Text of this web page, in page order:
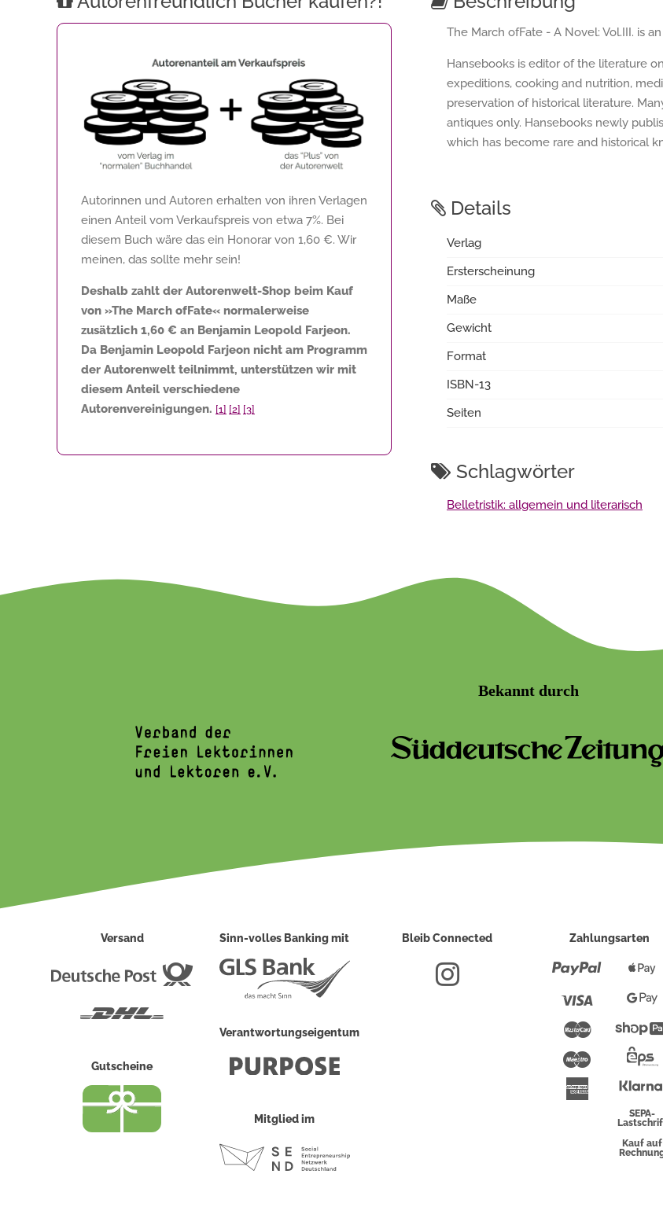
Autorinnen und Autoren erhalten von ihren Verlagen
einen Anteil vom Verkaufspreis von etwa 7%. Bei
diesem Buch wäre das ein Honorar von 1,60 €. Wir
meinen, das sollte mehr sein!
Deshalb zahlt der Autorenwelt-Shop beim Kauf
von »The March ofFate« normalerweise
zusätzlich 1,60 € an Benjamin Leopold Farjeon.
Da Benjamin Leopold Farjeon nicht am Programm
der Autorenwelt teilnimmt, unterstützen wir mit
diesem Anteil verschiedene
Autorenvereinigungen. [1] [2] [3]
The March ofFate - A Novel: Vol.III. is
Hansebooks is editor of the literature
expeditions, cooking and nutrition,
preservation of historical literature.
antiques only. Hansebooks newly
which has become rare and historical
Details
Verlag
Ersterscheinung
Maße
Gewicht
Format
ISBN-13
Seiten
Schlagwörter
Belletristik: allgemein und literarisch
Bekannt durch
Versand
Deutsche
Gutscheine
Sinn-volles Banking mit
Verantwortungseigentum
Mitglied im
Bleib Connected Zahlungsarten
Paypal
Mastercard
Maestro
American
ExpressSEPA-
Kauf auf